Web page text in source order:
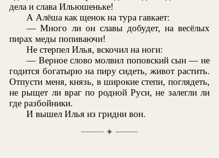
дела и слава Ильюшеньке!
А Алёша как щенок на тура гавкает:
— Много ли он славы добудет, на весёлых
пирах меды попиваючи!
Не стерпел Илья, вскочил на ноги:
— Верное слово молвил поповский сын — не
годится богатырю на пиру сидеть, живот растить.
Отпусти меня, князь, в широкие степи, поглядеть,
не рыщет ли враг по родной Руси, не залегли ли
где разбойники.
И вышел Илья из гридни вон.
✦